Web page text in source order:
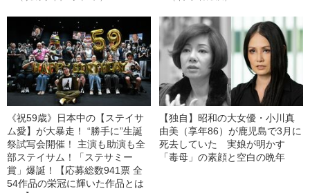
《祝59歳》日本中の【ステイサ
ム愛】が大暴走！ “勝手に”生誕
祭試写会開催！ 主演も助演も全
部ステイサム！「ステサミー
賞」爆誕！【応募総数941票 全
54作品の栄冠に輝いた作品とは
【独自】昭和の大女優・小川真
由美（享年86）が鹿児島で3月に
死去していた 実娘が明かす
「毒母」の素顔と空白の晩年